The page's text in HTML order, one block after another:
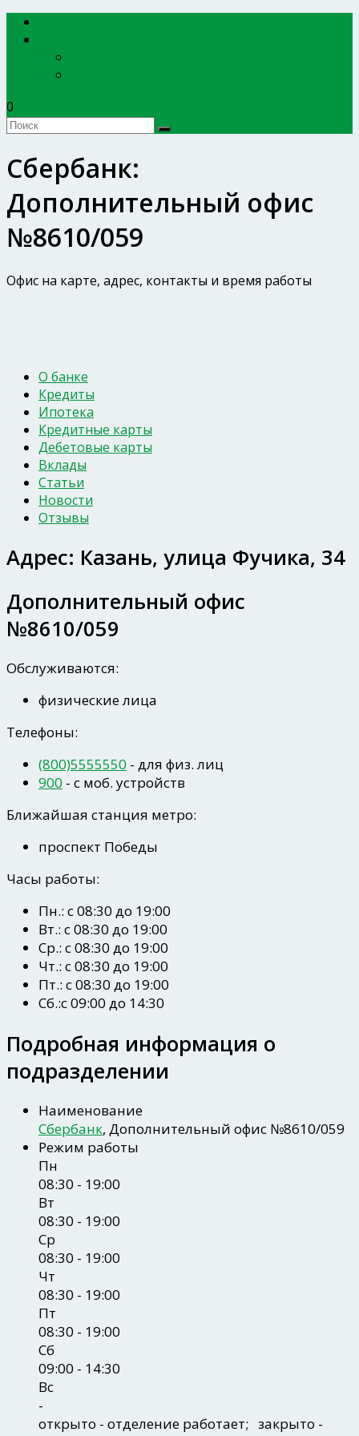
0
Сбербанк:
Дополнительный офис
№8610/059
Офис на карте, адрес, контакты и время работы
О банке
Кредиты
Ипотека
Кредитные карты
Дебетовые карты
Вклады
Статьи
Новости
Отзывы
Адрес: Казань, улица Фучика, 34
Дополнительный офис
№8610/059
Обслуживаются:
физические лица
Телефоны:
(800)5555550 - для физ. лиц
900 - c моб. устройств
Ближайшая станция метро:
проспект Победы
Часы работы:
Пн.: с 08:30 до 19:00
Вт.: с 08:30 до 19:00
Ср.: с 08:30 до 19:00
Чт.: с 08:30 до 19:00
Пт.: с 08:30 до 19:00
Сб.:с 09:00 до 14:30
Подробная информация о
подразделении
Наименование
Сбербанк, Дополнительный офис №8610/059
Режим работы
Пн
08:30 - 19:00
Вт
08:30 - 19:00
Ср
08:30 - 19:00
Чт
08:30 - 19:00
Пт
08:30 - 19:00
Сб
09:00 - 14:30
Вс
-
открыто - отделение работает; закрыто -